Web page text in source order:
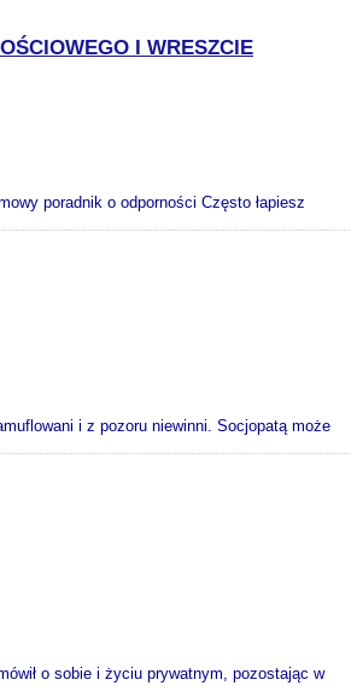
I WRESZCIE
poradnik o odporności Często łapiesz
i z pozoru niewinni. Socjopatą może
o sobie i życiu prywatnym, pozostając w